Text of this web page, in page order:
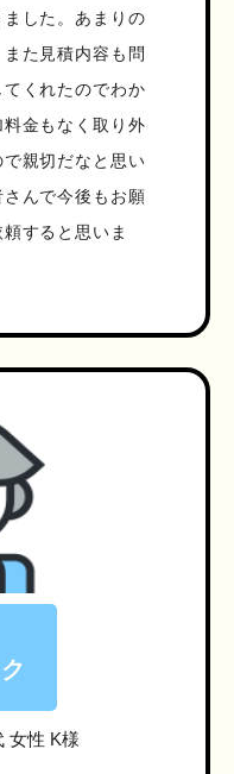
した。あまりの
た見積内容も問
くれたのでわか
金もなく取り外
親切だなと思い
んで今後もお願
すると思いま
女性 K様